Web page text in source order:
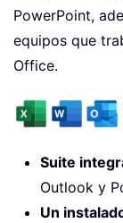
PowerPoint,
equipos que
Office.
Suite
Outlook y
Un